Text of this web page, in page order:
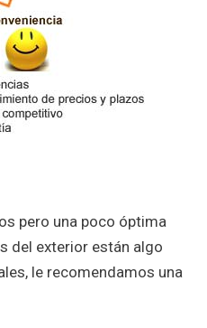
pero una poco óptima
del exterior están algo
le recomendamos una